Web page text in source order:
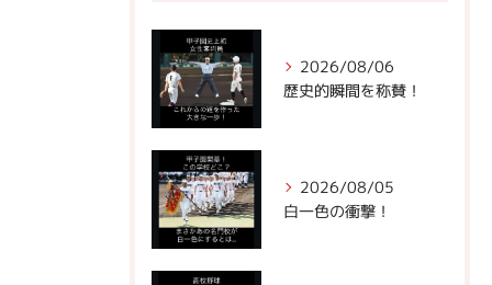
2026/08/06
歴史的瞬間を称賛！
2026/08/05
白一色の衝撃！